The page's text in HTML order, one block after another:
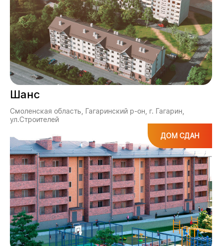
Шанс
Смоленская область, Гагаринский р-он, г. Гагарин,
ул.Строителей
ДОМ СДАН